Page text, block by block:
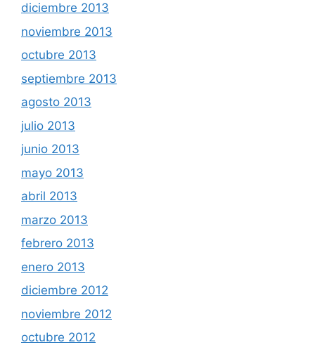
diciembre 2013
noviembre 2013
octubre 2013
septiembre 2013
agosto 2013
julio 2013
junio 2013
mayo 2013
abril 2013
marzo 2013
febrero 2013
enero 2013
diciembre 2012
noviembre 2012
octubre 2012